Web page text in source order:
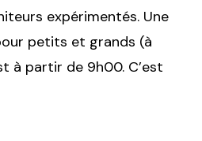
expérimentés. Une
petits et grands (à
à partir de 9h00. C’est